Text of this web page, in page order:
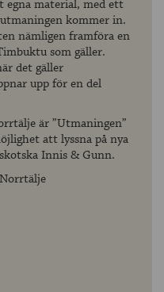
material, med ett
kommer in.
nämligen framföra en
som gäller.
det gäller
upp för en del
är ”Utmaningen”
att lyssna på nya
Innis & Gunn.